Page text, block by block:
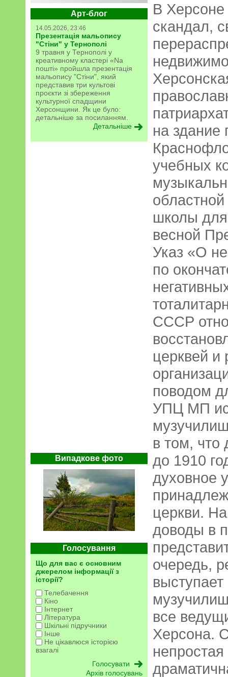
Арт-блог
14.05.2026, 23:46
Презентація мальопису
"Стіни" у Тернополі
9 травня у Тернополі у
креативному кластері «Na
пошті» пройшла презентація
мальопису "Стіни", який
представив три культові
проєкти зі збереження
культурної спадщини
Херсонщини. Як це було:
детальніше за посиланням.
Детальніше
Випадкове фото
Голосування
Що для вас є основним
джерелом інформації з
історії?
Телебачення
Кіно
Інтернет
Література
Шкільні підручники
Інше
Не цікавлюся історією
взагалі
Архів голосувань
В Херсоне
скандал,
на здание
учебных
школы
весной
Указ «О
по
СССР
церквей и
поводом
УПЦ МП
в том,
до 1910
духовное
церкви.
доводы в
очередь,
выступает
все
Херсона.